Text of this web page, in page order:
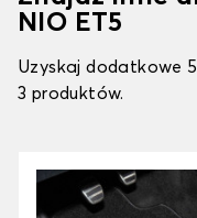
NIO ET5
Uzyskaj dodatkowe
3 produktów.